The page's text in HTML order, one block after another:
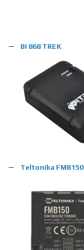
BI 868 TREK
Teltonika FMB150